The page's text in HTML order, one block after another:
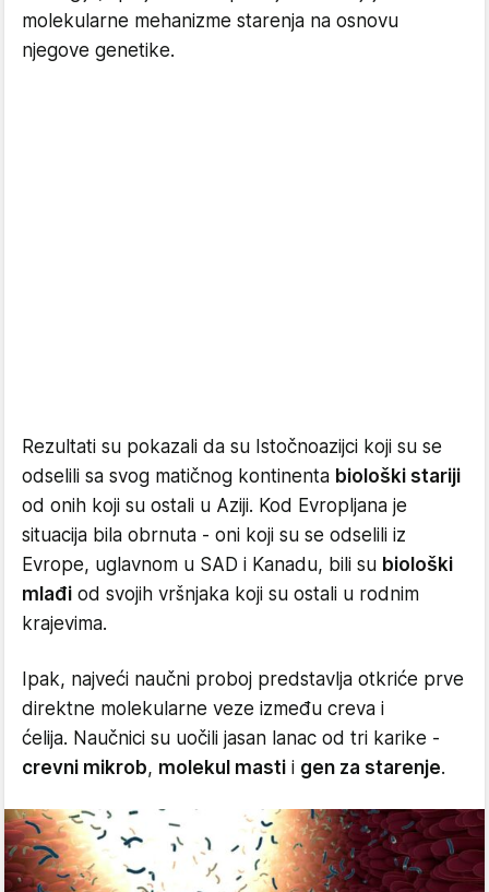
molekularne mehanizme starenja na osnovu
njegove genetike.
Rezultati su pokazali da su Istočnoazijci koji su se
odselili sa svog matičnog kontinenta biološki stariji
od onih koji su ostali u Aziji. Kod Evropljana je
situacija bila obrnuta - oni koji su se odselili iz
Evrope, uglavnom u SAD i Kanadu, bili su biološki
mlađi od svojih vršnjaka koji su ostali u rodnim
krajevima.
Ipak, najveći naučni proboj predstavlja otkriće prve
direktne molekularne veze između creva i
ćelija. Naučnici su uočili jasan lanac od tri karike -
crevni mikrob, molekul masti i gen za starenje.